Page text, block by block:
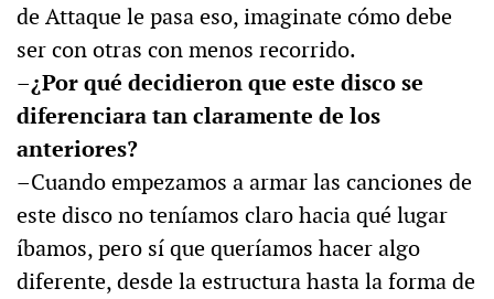
de Attaque le pasa eso, imaginate cómo debe
ser con otras con menos recorrido.
–¿Por qué decidieron que este disco se
diferenciara tan claramente de los
anteriores?
–Cuando empezamos a armar las canciones de
este disco no teníamos claro hacia qué lugar
íbamos, pero sí que queríamos hacer algo
diferente, desde la estructura hasta la forma de